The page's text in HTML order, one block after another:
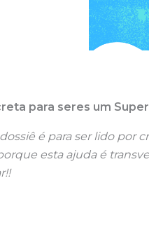
para seres um
é para ser lido por
esta ajuda é